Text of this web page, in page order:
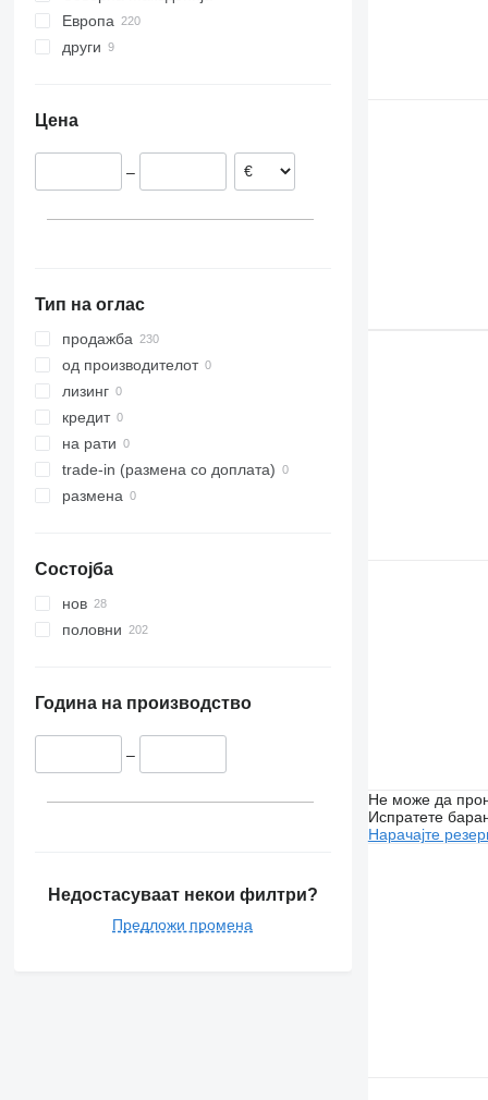
Европа
Белгија
Литванија
други
Цена
–
Тип на оглас
продажба
од производителот
лизинг
кредит
на рати
trade-in (размена со доплата)
размена
Состојба
нов
половни
Година на производство
–
Недостасуваат некои филтри?
Предложи промена
Не може да
Испратете
Нарачајте